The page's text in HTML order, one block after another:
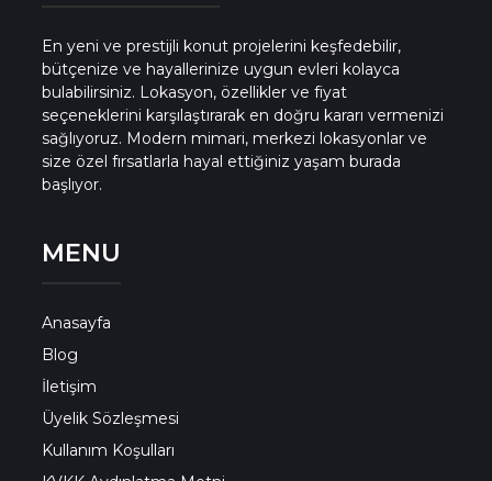
En yeni ve prestijli konut projelerini keşfedebilir,
bütçenize ve hayallerinize uygun evleri kolayca
bulabilirsiniz. Lokasyon, özellikler ve fiyat
seçeneklerini karşılaştırarak en doğru kararı vermenizi
sağlıyoruz. Modern mimari, merkezi lokasyonlar ve
size özel fırsatlarla hayal ettiğiniz yaşam burada
başlıyor.
MENU
Anasayfa
Blog
İletişim
Üyelik Sözleşmesi
Kullanım Koşulları